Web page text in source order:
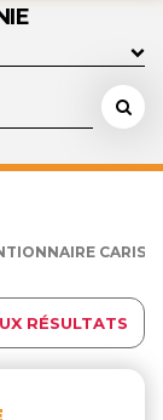
RÉSULTATS